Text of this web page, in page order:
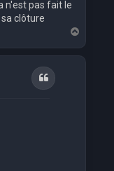
n'est pas fait le
clôture
a
Citation